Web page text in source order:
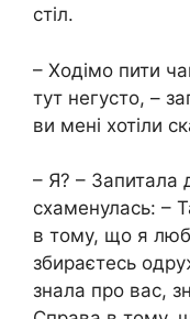
стіл.
– Ходімо пити
тут негусто, –
ви мені хотіли
– Я? – Запитала
схаменулась: –
в тому, що я
збираєтесь
знала про вас,